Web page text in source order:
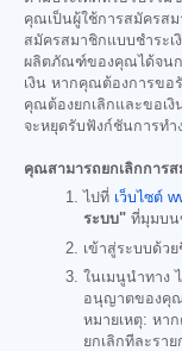
คุณเป็นผู้ใช้การสมัครสม
สมัครสมาชิกแบบชำระ
ผลิตภัณฑ์ของคุณได้จนก
เงิน หากคุณต้องการขอ
คุณต้องยกเลิกและขอเ
จะหยุดรับฟังก์ชันการทำ
คุณสามารถยกเลิกการ
ไปที่ เว็บไซต์
ระบบ" ที่มุมบน
เข้าสู่ระบบด้ว
ในเมนูนำทาง
อนุญาตของคุณ
หมายเหตุ: หา
ยกเลิกทีละราย